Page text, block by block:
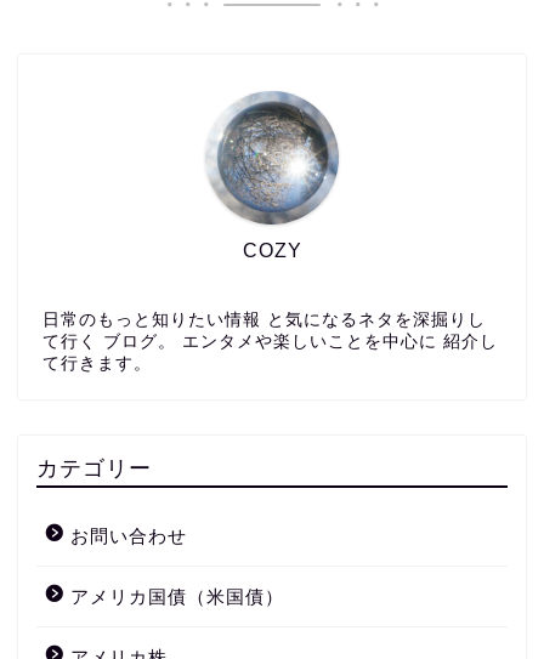
COZY
日常のもっと知りたい情報 と気になるネタを深掘りし
て行く ブログ。 エンタメや楽しいことを中心に 紹介し
て行きます。
カテゴリー
お問い合わせ
アメリカ国債（米国債）